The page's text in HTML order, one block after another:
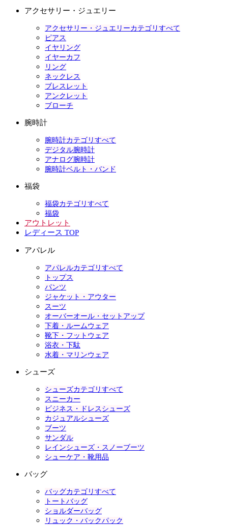
アクセサリー・ジュエリー
アクセサリー・ジュエリーカテゴリすべて
ピアス
イヤリング
イヤーカフ
リング
ネックレス
ブレスレット
アンクレット
ブローチ
腕時計
腕時計カテゴリすべて
デジタル腕時計
アナログ腕時計
腕時計ベルト・バンド
福袋
福袋カテゴリすべて
福袋
アウトレット
レディース TOP
アパレル
アパレルカテゴリすべて
トップス
パンツ
ジャケット・アウター
スーツ
オーバーオール・セットアップ
下着・ルームウェア
靴下・フットウェア
浴衣・下駄
水着・マリンウェア
シューズ
シューズカテゴリすべて
スニーカー
ビジネス・ドレスシューズ
カジュアルシューズ
ブーツ
サンダル
レインシューズ・スノーブーツ
シューケア・靴用品
バッグ
バッグカテゴリすべて
トートバッグ
ショルダーバッグ
リュック・バックパック